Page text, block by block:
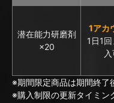
潜在能力研磨剤
×20
1アカ
1日1
※期間限定商品は期間終了
※購入制限の更新タイミン